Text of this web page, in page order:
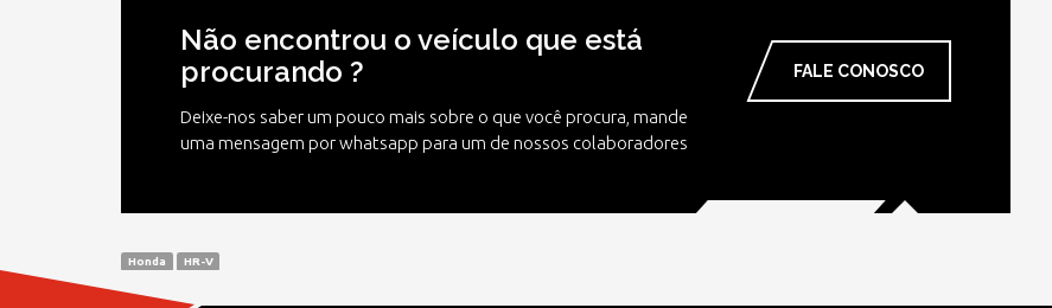
Não encontrou o veículo que está
procurando ?
Deixe-nos saber um pouco mais sobre o que você procura, mande
uma mensagem por whatsapp para um de nossos colaboradores
FALE CONOSCO
Honda HR-V